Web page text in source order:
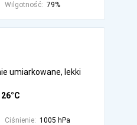
Wilgotność: 79%
26°C
umiarkowane, lekki
Ciśnienie: 1005 hPa